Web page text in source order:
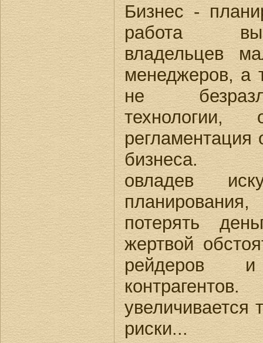
Бизнес -
работа
владельцев
менеджеров, а
не
регламентация
бизнеса.
овладев
потерять
жертвой
рейдеров и
увеличивается
риски...